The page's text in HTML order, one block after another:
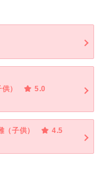
）
5.0
子供）
4.5